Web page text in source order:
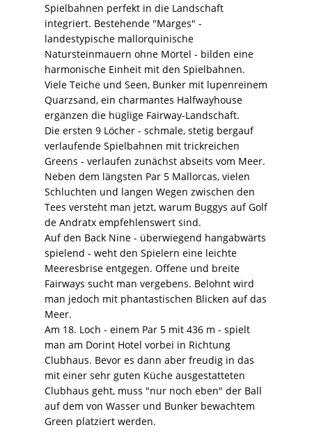
Spielbahnen perfekt in die Landschaft
integriert. Bestehende "Marges" -
landestypische mallorquinische
Natursteinmauern ohne Mörtel - bilden eine
harmonische Einheit mit den Spielbahnen.
Viele Teiche und Seen, Bunker mit lupenreinem
Quarzsand, ein charmantes Halfwayhouse
ergänzen die hüglige Fairway-Landschaft.
Die ersten 9 Löcher - schmale, stetig bergauf
verlaufende Spielbahnen mit trickreichen
Greens - verlaufen zunächst abseits vom Meer.
Neben dem längsten Par 5 Mallorcas, vielen
Schluchten und langen Wegen zwischen den
Tees versteht man jetzt, warum Buggys auf Golf
de Andratx empfehlenswert sind.
Auf den Back Nine - überwiegend hangabwärts
spielend - weht den Spielern eine leichte
Meeresbrise entgegen. Offene und breite
Fairways sucht man vergebens. Belohnt wird
man jedoch mit phantastischen Blicken auf das
Meer.
Am 18. Loch - einem Par 5 mit 436 m - spielt
man am Dorint Hotel vorbei in Richtung
Clubhaus. Bevor es dann aber freudig in das
mit einer sehr guten Küche ausgestatteten
Clubhaus geht, muss "nur noch eben" der Ball
auf dem von Wasser und Bunker bewachtem
Green platziert werden.